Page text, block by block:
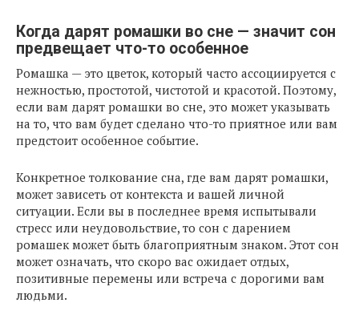
Когда дарят ромашки во сне — значит сон
предвещает что-то особенное
Ромашка — это цветок, который часто ассоциируется с
нежностью, простотой, чистотой и красотой. Поэтому,
если вам дарят ромашки во сне, это может указывать
на то, что вам будет сделано что-то приятное или вам
предстоит особенное событие.
Конкретное толкование сна, где вам дарят ромашки,
может зависеть от контекста и вашей личной
ситуации. Если вы в последнее время испытывали
стресс или неудовольствие, то сон с дарением
ромашек может быть благоприятным знаком. Этот сон
может означать, что скоро вас ожидает отдых,
позитивные перемены или встреча с дорогими вам
людьми.